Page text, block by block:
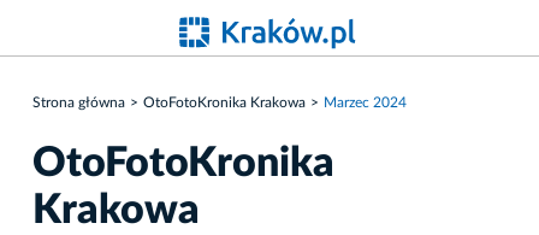
Strona główna OtoFotoKronika Krakowa Marzec 2024
OtoFotoKronika
Krakowa